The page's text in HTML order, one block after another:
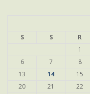
S S R
1
6
7 8
13
14 15
20
21 22